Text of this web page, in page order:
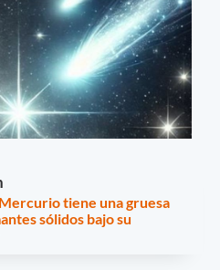
tiene una gruesa
sólidos bajo su